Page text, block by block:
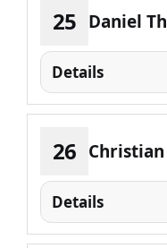
25 Daniel
Details
26
Details